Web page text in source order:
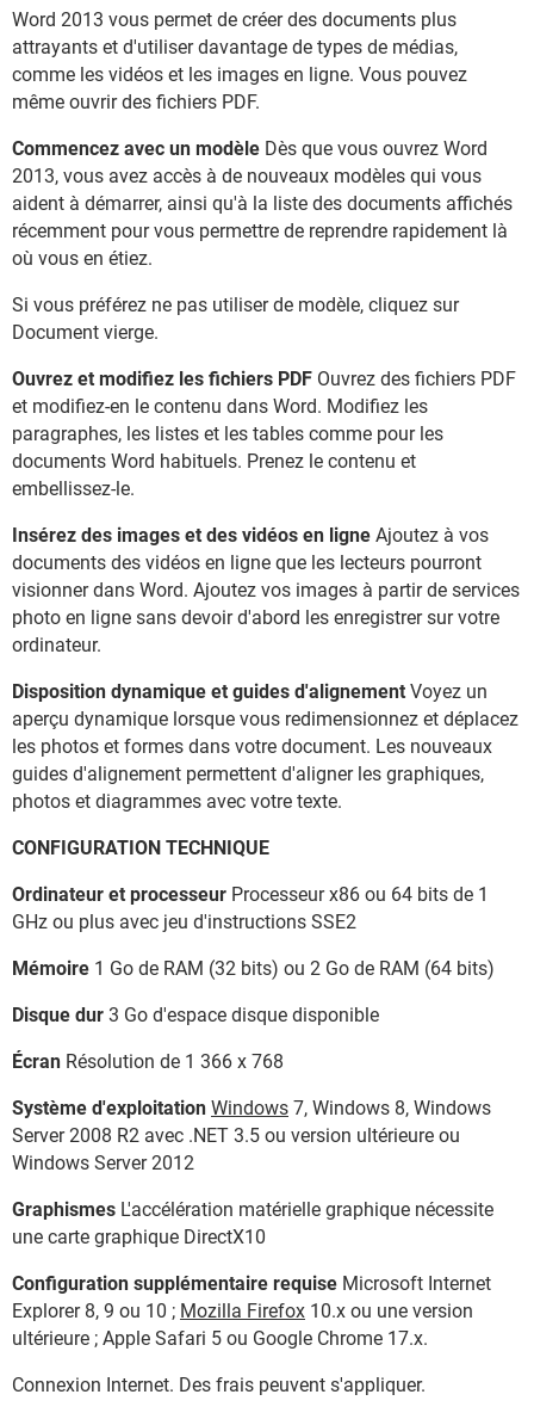
Word 2013 vous permet de créer des documents plus
attrayants et d'utiliser davantage de types de médias,
comme les vidéos et les images en ligne. Vous pouvez
même ouvrir des fichiers PDF.
Commencez avec un modèle Dès que vous ouvrez Word
2013, vous avez accès à de nouveaux modèles qui vous
aident à démarrer, ainsi qu'à la liste des documents affichés
récemment pour vous permettre de reprendre rapidement là
où vous en étiez.
Si vous préférez ne pas utiliser de modèle, cliquez sur
Document vierge.
Ouvrez et modifiez les fichiers PDF Ouvrez des fichiers PDF
et modifiez-en le contenu dans Word. Modifiez les
paragraphes, les listes et les tables comme pour les
documents Word habituels. Prenez le contenu et
embellissez-le.
Insérez des images et des vidéos en ligne Ajoutez à vos
documents des vidéos en ligne que les lecteurs pourront
visionner dans Word. Ajoutez vos images à partir de services
photo en ligne sans devoir d'abord les enregistrer sur votre
ordinateur.
Disposition dynamique et guides d'alignement Voyez un
aperçu dynamique lorsque vous redimensionnez et déplacez
les photos et formes dans votre document. Les nouveaux
guides d'alignement permettent d'aligner les graphiques,
photos et diagrammes avec votre texte.
CONFIGURATION TECHNIQUE
Ordinateur et processeur Processeur x86 ou 64 bits de 1
GHz ou plus avec jeu d'instructions SSE2
Mémoire 1 Go de RAM (32 bits) ou 2 Go de RAM (64 bits)
Disque dur 3 Go d'espace disque disponible
Écran Résolution de 1 366 x 768
Système d'exploitation Windows 7, Windows 8, Windows
Server 2008 R2 avec .NET 3.5 ou version ultérieure ou
Windows Server 2012
Graphismes L'accélération matérielle graphique nécessite
une carte graphique DirectX10
Configuration supplémentaire requise Microsoft Internet
Explorer 8, 9 ou 10 ; Mozilla Firefox 10.x ou une version
ultérieure ; Apple Safari 5 ou Google Chrome 17.x.
Connexion Internet. Des frais peuvent s'appliquer.